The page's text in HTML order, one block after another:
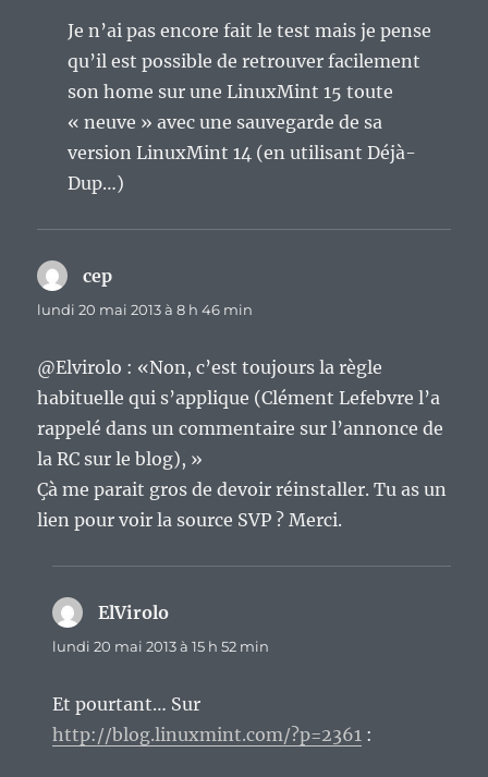
Je n’ai pas encore fait le test mais je pense
qu’il est possible de retrouver facilement
son home sur une LinuxMint 15 toute
« neuve » avec une sauvegarde de sa
version LinuxMint 14 (en utilisant Déjà-
Dup…)
cep
lundi 20 mai 2013 à 8 h 46 min
@Elvirolo : «Non, c’est toujours la règle
habituelle qui s’applique (Clément Lefebvre l’a
rappelé dans un commentaire sur l’annonce de
la RC sur le blog), »
Çà me parait gros de devoir réinstaller. Tu as un
lien pour voir la source SVP ? Merci.
ElVirolo
lundi 20 mai 2013 à 15 h 52 min
Et pourtant… Sur
http://blog.linuxmint.com/?p=2361 :